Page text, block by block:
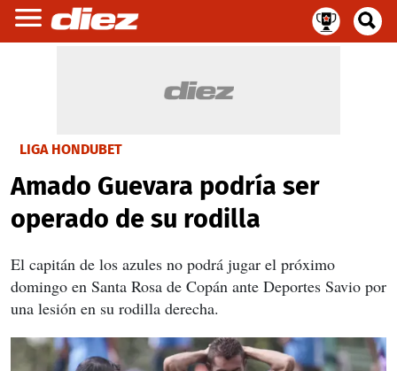
LIGA HONDUBET
Amado Guevara podría ser
operado de su rodilla
El capitán de los azules no podrá jugar el próximo
domingo en Santa Rosa de Copán ante Deportes Savio por
una lesión en su rodilla derecha.